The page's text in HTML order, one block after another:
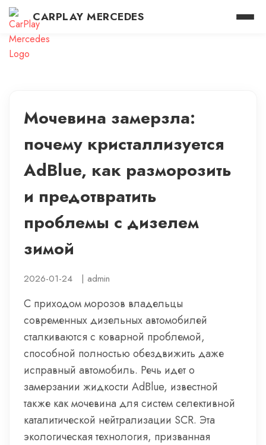
CARPLAY MERCEDES
Мочевина замерзла:
почему кристаллизуется
AdBlue, как разморозить
и предотвратить
проблемы с дизелем
зимой
2026-01-24 | admin
С приходом морозов владельцы
современных дизельных автомобилей
сталкиваются с коварной проблемой,
способной полностью обездвижить даже
исправный автомобиль. Речь идет о
замерзании жидкости AdBlue, известной
также как мочевина для систем селективной
каталитической нейтрализации SCR. Эта
экологическая технология, призванная